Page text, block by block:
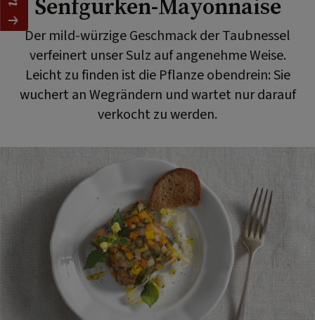
Senfgurken-Mayonnaise
Der mild-würzige Geschmack der Taubnessel
verfeinert unser Sulz auf angenehme Weise.
Leicht zu finden ist die Pflanze obendrein: Sie
wuchert an Wegrändern und wartet nur darauf
verkocht zu werden.